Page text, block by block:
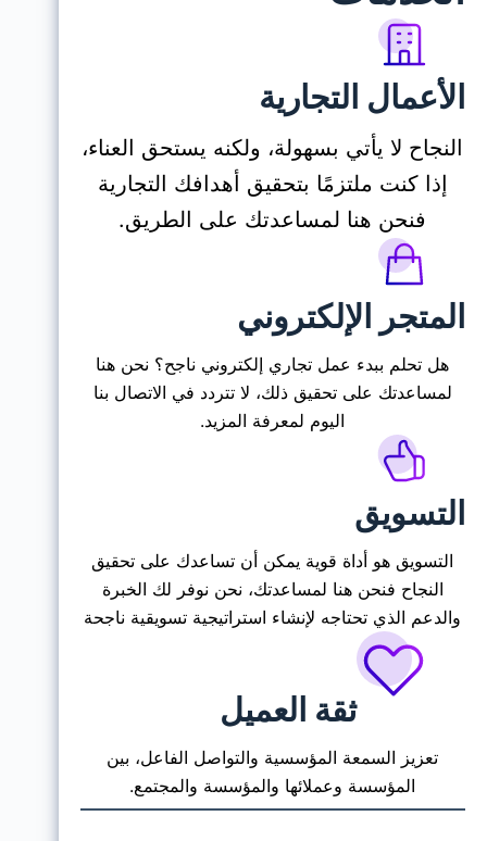
الأعمال التجارية
النجاح لا يأتي بسهولة، ولكنه يستحق العناء،
إذا كنت ملتزمًا بتحقيق أهدافك التجارية
فنحن هنا لمساعدتك على الطريق.
المتجر الإلكتروني
هل تحلم ببدء عمل تجاري إلكتروني ناجح؟ نحن هنا
لمساعدتك على تحقيق ذلك، لا تتردد في الاتصال بنا
اليوم لمعرفة المزيد.
التسويق
التسويق هو أداة قوية يمكن أن تساعدك على تحقيق
النجاح فنحن هنا لمساعدتك، نحن نوفر لك الخبرة
والدعم الذي تحتاجه لإنشاء استراتيجية تسويقية ناجحة
ثقة العميل
تعزيز السمعة المؤسسية والتواصل الفاعل، بين
المؤسسة وعملائها والمؤسسة والمجتمع.